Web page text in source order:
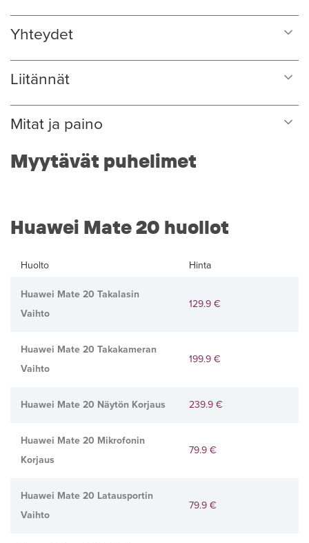
Yhteydet
Liitännät
Mitat ja paino
Myytävät puhelimet
Huawei Mate 20 huollot
Huolto Hinta
Huawei Mate 20 Takalasin
Vaihto
129.9 €
Huawei Mate 20 Takakameran
Vaihto
199.9 €
Huawei Mate 20 Näytön Korjaus 239.9 €
Huawei Mate 20 Mikrofonin
Korjaus
79.9 €
Huawei Mate 20 Latausportin
Vaihto
79.9 €